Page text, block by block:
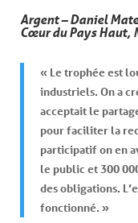
Argent – Daniel
Cœur du Pays Haut,
« Le trophée est
industriels. On a
acceptait le
pour faciliter la
participatif on en
le public et 300
des obligations.
fonctionné. »